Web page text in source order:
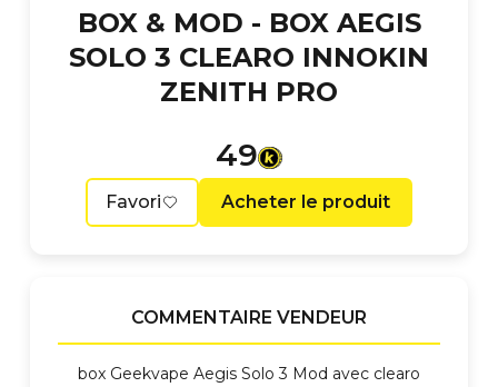
BOX & MOD - BOX AEGIS
SOLO 3 CLEARO INNOKIN
ZENITH PRO
49
Favori Acheter le produit
COMMENTAIRE VENDEUR
box Geekvape Aegis Solo 3 Mod avec clearo